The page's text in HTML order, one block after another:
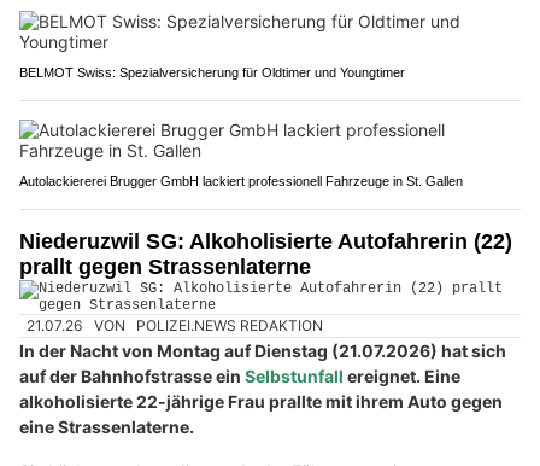
BELMOT Swiss: Spezialversicherung für Oldtimer und Youngtimer
Autolackiererei Brugger GmbH lackiert professionell Fahrzeuge in St. Gallen
Niederuzwil SG: Alkoholisierte Autofahrerin (22)
prallt gegen Strassenlaterne
21.07.26 VON POLIZEI.NEWS REDAKTION
In der Nacht von Montag auf Dienstag (21.07.2026) hat sich
auf der Bahnhofstrasse ein Selbstunfall ereignet. Eine
alkoholisierte 22-jährige Frau prallte mit ihrem Auto gegen
eine Strassenlaterne.